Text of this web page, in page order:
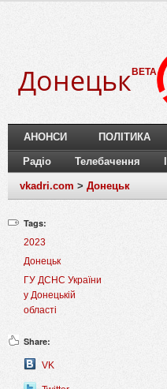
Донецьк BETA
АНОНСИ ПОЛІТИКА
Радіо Телебачення
vkadri.com > Донецьк
Tags:
2023
Донецьк
ГУ ДСНС України
у Донецькій
області
Share:
VK